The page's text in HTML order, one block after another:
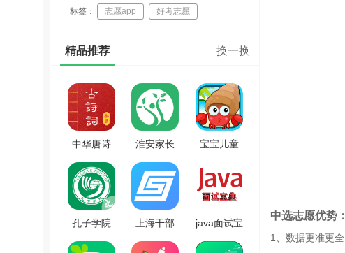
标签： 志愿app 好考志愿
精品推荐 换一换
中华唐诗
宋词官方
最新版
V1.2.6
淮安家长
网官方版
V1.0.3
宝宝儿童
安卓版
V4.9gn
孔子学院
手机免费
上海干部
在线安卓
java面试宝
典无广告
中选志愿优势：
1、数据更准更全